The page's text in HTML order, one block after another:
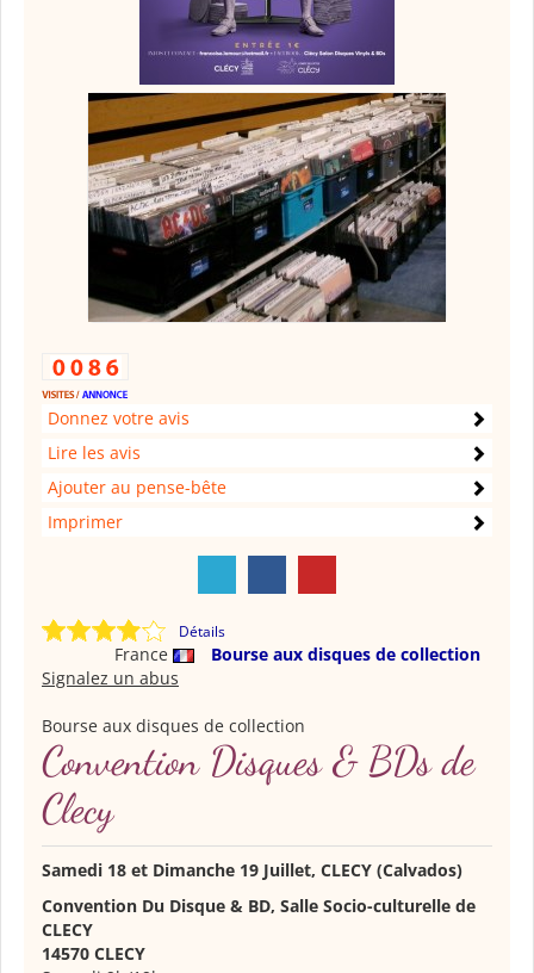
Donnez votre avis
Lire les avis
Ajouter au pense-bête
Imprimer
Détails
France
Bourse aux disques de collection
Signalez un abus
Bourse aux disques de collection
Convention Disques & BDs de
Clecy
Samedi 18 et Dimanche 19 Juillet, CLECY (Calvados)
Convention Du Disque & BD, Salle Socio-culturelle de
CLECY
14570 CLECY